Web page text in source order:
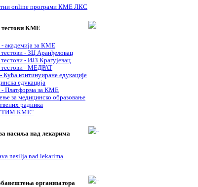
online програми КМЕ ЛКС
KME
академија за КМЕ
- ЗЦ Аранђеловац
- ИЈЗ Крагујевац
- МЕДРАТ
континуиране едукације
едукација
Платформа за KME
за медицинско образовање
радника
КМЕ"
насиља над лекарима
организатора